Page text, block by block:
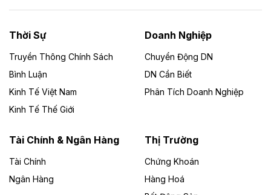
Dự án Nhà máy xử lý rác và phát điện Bắc Giang do
Công ty TNHH Năng lượng môi trường Bắc Giang làm
Theo vietnamfinance.vn
Đức Long Gia Lai mở rộng ‘hệ sinh thái’
Lai
Bốn doanh nghiệp có sự góp vốn của Công ty Cổ
phần Tập đoàn Đức Long Gia Lai (HoSE: DLG) được
Thời Sự
Truyền Thông Chính Sách
Bình Luận
Kinh Tế Việt Nam
Kinh Tế Thế Giới
Doanh Nghiệp
Chuyển Động DN
DN Cần Biết
Phân Tích Doanh Nghiệp
Tài Chính & Ngân Hàng
Tài Chính
Ngân Hàng
Thị Trường
Chứng Khoán
Hàng Hoá